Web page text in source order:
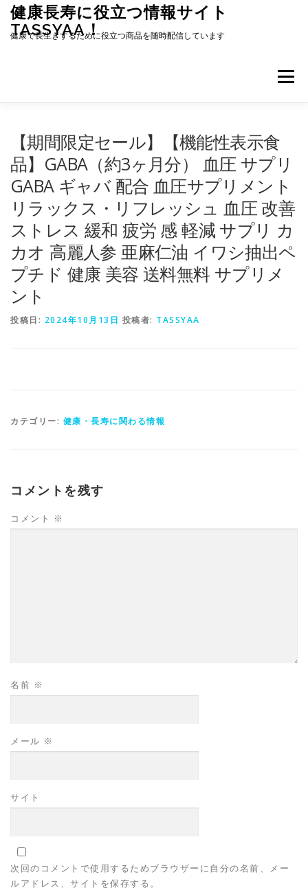
キ
健康長寿に役立つ情報サイト
TASSYAA！
健康で長生きするために役立つ商品を随時配信しています
メニュー
【期間限定セール】【機能性表示食
品】GABA（約3ヶ月分） 血圧 サプリ
GABA ギャバ 配合 血圧サプリメント
リラックス・リフレッシュ 血圧 改善
ストレス 緩和 疲労 感 軽減 サプリ カ
カオ 高麗人参 亜麻仁油 イワシ抽出ペ
プチド 健康 美容 送料無料 サプリメ
ント
投稿日: 2024年10月13日 投稿者: TASSYAA
カテゴリー: 健康・長寿に関わる情報
コメントを残す
コメント ※
名前 ※
メール ※
サイト
次回のコメントで使用するためブラウザーに自分の名前、メー
ルアドレス、サイトを保存する。